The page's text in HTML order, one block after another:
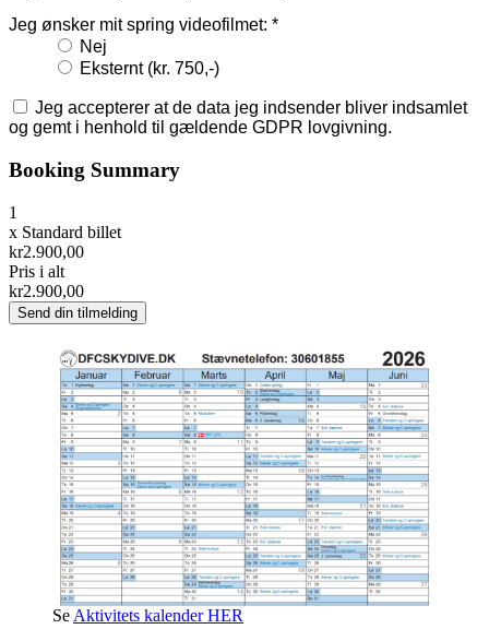
Jeg ønsker mit spring videofilmet: *
Nej
Eksternt (kr. 750,-)
Jeg accepterer at de data jeg indsender bliver indsamlet
og gemt i henhold til gældende GDPR lovgivning.
Booking Summary
1
x Standard billet
kr2.900,00
Pris i alt
kr2.900,00
Se Aktivitets kalender HER